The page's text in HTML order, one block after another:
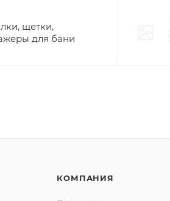
щетки,
для бани
КОМПАНИЯ